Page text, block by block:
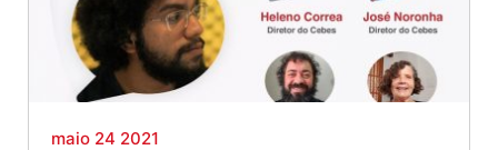
maio 24 2021